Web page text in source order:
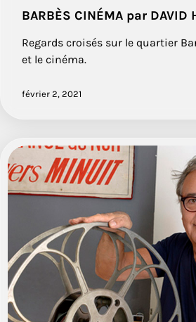
BARBÈS CINÉMA par DAVID
Regards croisés sur le quartier
et le cinéma.
février 2, 2021